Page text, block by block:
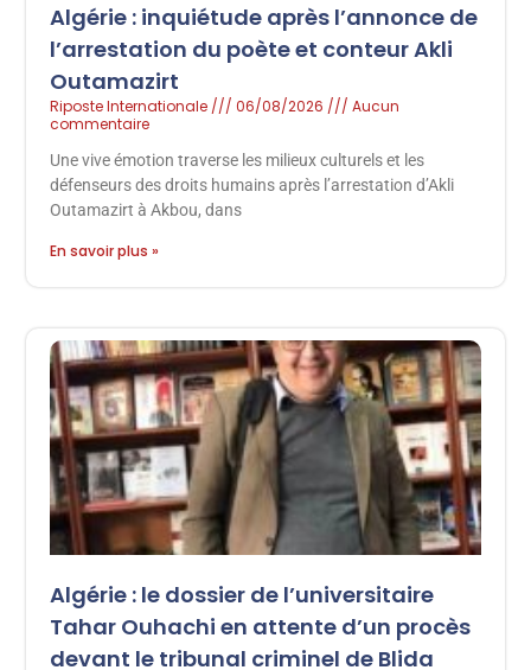
Algérie : inquiétude après l’annonce de
l’arrestation du poète et conteur Akli
Outamazirt
Riposte Internationale 06/08/2026
Aucun
commentaire
Une vive émotion traverse les milieux culturels et les
défenseurs des droits humains après l’arrestation d’Akli
Outamazirt à Akbou, dans
En savoir plus »
Algérie : le dossier de l’universitaire
Tahar Ouhachi en attente d’un procès
devant le tribunal criminel de Blida